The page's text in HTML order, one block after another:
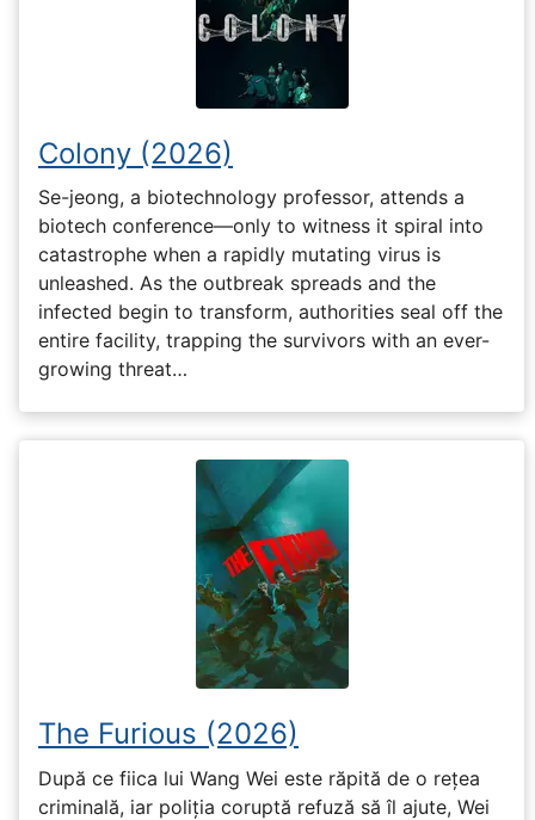
Colony (2026)
Se-jeong, a biotechnology professor, attends a
biotech conference—only to witness it spiral into
catastrophe when a rapidly mutating virus is
unleashed. As the outbreak spreads and the
infected begin to transform, authorities seal off the
entire facility, trapping the survivors with an ever-
growing threat…
The Furious (2026)
După ce fiica lui Wang Wei este răpită de o rețea
criminală, iar poliția coruptă refuză să îl ajute, Wei